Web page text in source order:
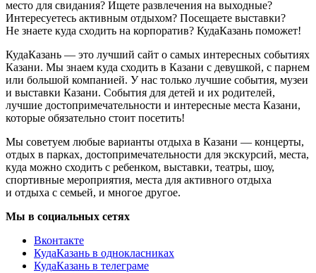
место для свидания? Ищете развлечения на выходные?
Интересуетесь активным отдыхом? Посещаете выставки?
Не знаете куда сходить на корпоратив? КудаКазань поможет!
КудаКазань — это лучший сайт о самых интересных событиях
Казани. Мы знаем куда сходить в Казани с девушкой, с парнем
или большой компанией. У нас только лучшие события, музеи
и выставки Казани. События для детей и их родителей,
лучшие достопримечательности и интересные места Казани,
которые обязательно стоит посетить!
Мы советуем любые варианты отдыха в Казани — концерты,
отдых в парках, достопримечательности для экскурсий, места,
куда можно сходить с ребенком, выставки, театры, шоу,
спортивные мероприятия, места для активного отдыха
и отдыха с семьей, и многое другое.
Мы в социальных сетях
Вконтакте
КудаКазань в однокласниках
КудаКазань в телеграме